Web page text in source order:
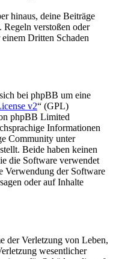
hinaus, deine Beiträge
Regeln verstoßen oder
Dritten Schaden
bei phpBB um eine
v2“ (GPL)
phpBB Limited
Informationen
Community unter
Beide haben keinen
die Software verwendet
Verwendung der Software
oder auf Inhalte
der Verletzung von Leben,
wesentlicher